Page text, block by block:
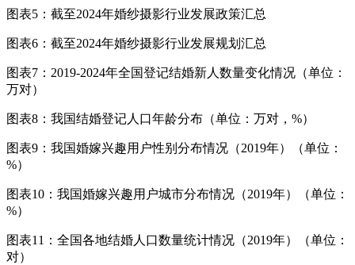
图表5：截至2024年婚纱摄影行业发展政策汇总
图表6：截至2024年婚纱摄影行业发展规划汇总
图表7：2019-2024年全国登记结婚新人数量变化情况（单位：
万对）
图表8：我国结婚登记人口年龄分布（单位：万对，%）
图表9：我国婚嫁兴趣用户性别分布情况（2019年）（单位：
%）
图表10：我国婚嫁兴趣用户城市分布情况（2019年）（单位：
%）
图表11：全国各地结婚人口数量统计情况（2019年）（单位：
对）